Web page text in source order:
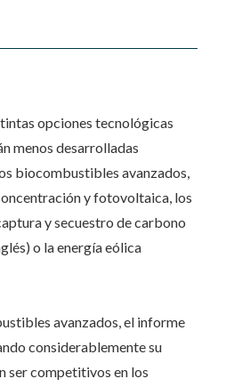
opciones tecnológicas
menos desarrolladas
biocombustibles avanzados,
y fotovoltaica, los
y secuestro de carbono
o la energía eólica
avanzados, el informe
considerablemente su
ser competitivos en los